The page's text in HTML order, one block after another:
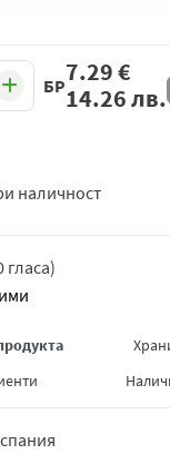
БР
наличност
7.29€
14.26лв.
гласа)